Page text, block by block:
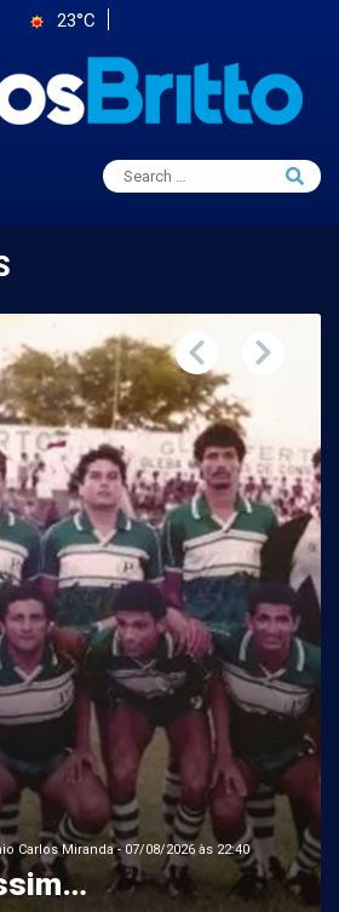
23°C
Search
for:
Search
Carlos Miranda - 07/08/2026 às 22:40